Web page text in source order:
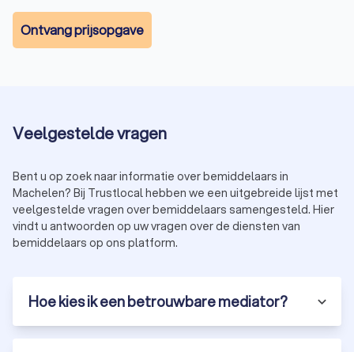
Ontvang prijsopgave
Veelgestelde vragen
Bent u op zoek naar informatie over bemiddelaars in
Machelen? Bij Trustlocal hebben we een uitgebreide lijst met
veelgestelde vragen over bemiddelaars samengesteld. Hier
vindt u antwoorden op uw vragen over de diensten van
bemiddelaars op ons platform.
Hoe kies ik een betrouwbare mediator?